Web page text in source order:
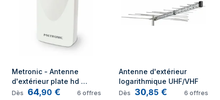
Metronic - Antenne
d'extérieur plate hd
amplifiée 43 dB
Dès 64,90 € 6 offres
Antenne d'extérieur
logarithmique UHF/VHF
Dès 30,85 € 6 offres